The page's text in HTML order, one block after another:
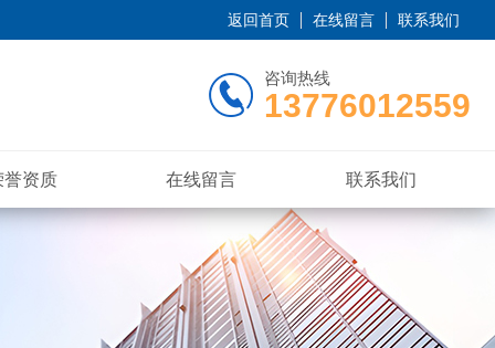
返回首页 在线留言 联系我们
咨询热线
13776012559
誉资质 在线留言 联系我们